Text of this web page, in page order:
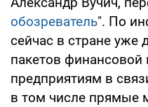
обозреватель". По
сейчас в стране уже
пакетов
предприятиям в
в том числе прямые